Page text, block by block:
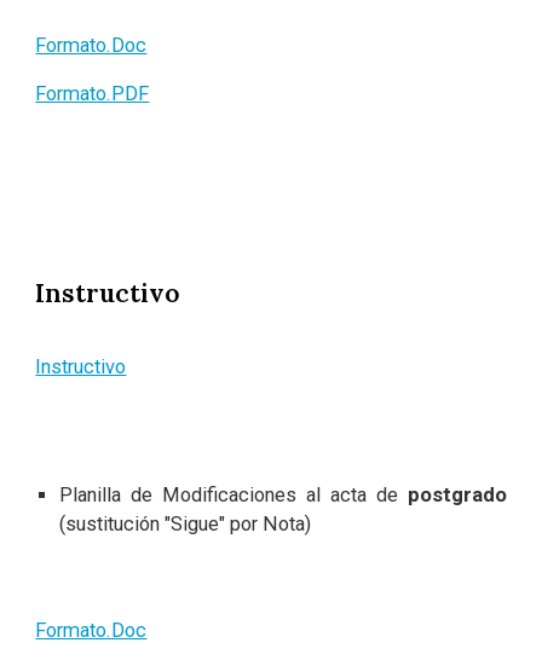
Formato.Doc
Formato.PDF
Instructivo
Instructivo
Planilla de Modificaciones al acta de postgrado
(sustitución "Sigue" por Nota)
Formato.Doc